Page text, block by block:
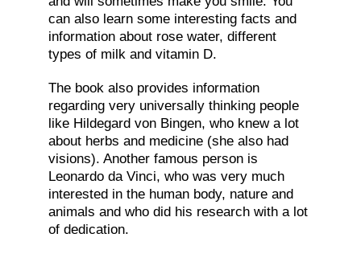
can also learn some interesting facts and
information about rose water, different
types of milk and vitamin D.
The book also provides information
regarding very universally thinking people
like Hildegard von Bingen, who knew a lot
about herbs and medicine (she also had
visions). Another famous person is
Leonardo da Vinci, who was very much
interested in the human body, nature and
animals and who did his research with a lot
of dedication.